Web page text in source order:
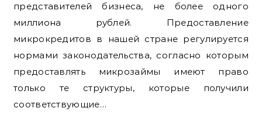
представителей бизнеса, не более одного
миллиона рублей. Предоставление
микрокредитов в нашей стране регулируется
нормами законодательства, согласно которым
предоставлять микрозаймы имеют право
только те структуры, которые получили
соответствующие…